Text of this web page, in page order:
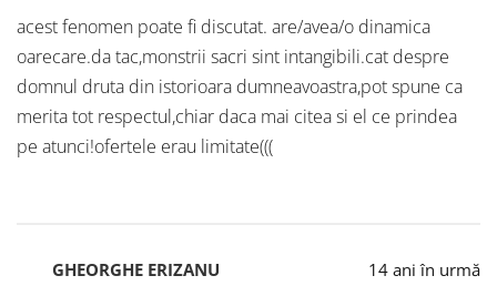
acest fenomen poate fi discutat. are/avea/o dinamica
oarecare.da tac,monstrii sacri sint intangibili.cat despre
domnul druta din istorioara dumneavoastra,pot spune ca
merita tot respectul,chiar daca mai citea si el ce prindea
pe atunci!ofertele erau limitate(((
GHEORGHE ERIZANU 14 ani în urmă